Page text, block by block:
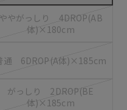
ややがっしり 4DROP(AB
体)×180cm
通 6DROP(A体)×185cm
がっしり 2DROP(BE
体)×185cm